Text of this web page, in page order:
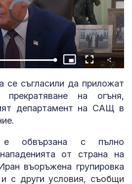
Video
Player
is
loading.
Loaded:
Picture-
Fullscreen
се съгласили да приложат
прекратяване на огъня,
департамент на САЩ в
е обвързана с пълно
от страна на
въоръжена групировка
с други условия, съобщи